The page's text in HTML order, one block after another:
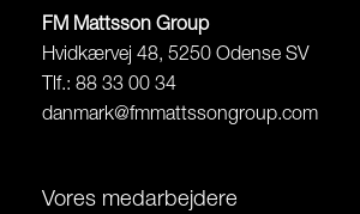
FM Mattsson Group
Hvidkærvej 48, 5250 Odense SV
Tlf.: 88 33 00 34
danmark@fmmattssongroup.com
Vores medarbejdere